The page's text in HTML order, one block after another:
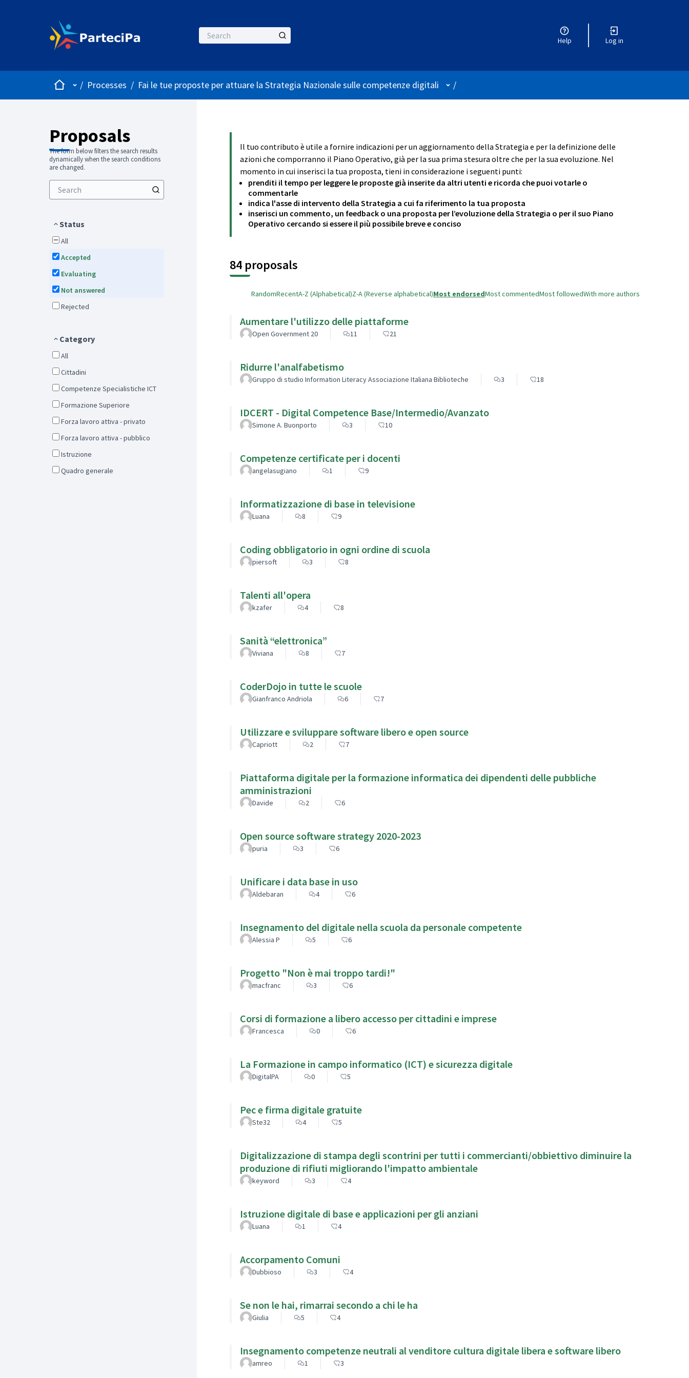
Help Log in
HomeMain menu
/ Processes / Fai le tue proposte per attuare la Strategia Nazionale sulle competenze digitali User menu
/
Proposals
The form below filters the search results
dynamically when the search conditions
are changed.
Status
All
Accepted
Evaluating
Not answered
Rejected
Category
All
Cittadini
Competenze Specialistiche ICT
Formazione Superiore
Forza lavoro attiva - privato
Forza lavoro attiva - pubblico
Istruzione
Quadro generale
Il tuo contributo è utile a fornire indicazioni per un aggiornamento della Strategia e per la definizione delle
azioni che comporranno il Piano Operativo, già per la sua prima stesura oltre che per la sua evoluzione. Nel
momento in cui inserisci la tua proposta, tieni in considerazione i seguenti punti:
prenditi il tempo per leggere le proposte già inserite da altri utenti e ricorda che puoi votarle o
commentarle
indica l'asse di intervento della Strategia a cui fa riferimento la tua proposta
inserisci un commento, un feedback o una proposta per l’evoluzione della Strategia o per il suo Piano
Operativo cercando si essere il più possibile breve e conciso
84 proposals
RandomRecentA-Z (Alphabetical)Z-A (Reverse alphabetical)Most endorsedMost commentedMost followedWith more authors
Aumentare l'utilizzo delle piattaforme
Open Government 20 11 21
Ridurre l'analfabetismo
Gruppo di studio Information Literacy Associazione Italiana Biblioteche 3 18
IDCERT - Digital Competence Base/Intermedio/Avanzato
Simone A. Buonporto 3 10
Competenze certificate per i docenti
angelasugiano 1 9
Informatizzazione di base in televisione
Luana 8 9
Coding obbligatorio in ogni ordine di scuola
piersoft 3 8
Talenti all'opera
kzafer 4 8
Sanità “elettronica”
Viviana 8 7
CoderDojo in tutte le scuole
Gianfranco Andriola 6 7
Utilizzare e sviluppare software libero e open source
Capriott 2 7
Piattaforma digitale per la formazione informatica dei dipendenti delle pubbliche
amministrazioni
Davide 2 6
Open source software strategy 2020-2023
puria 3 6
Unificare i data base in uso
Aldebaran 4 6
Insegnamento del digitale nella scuola da personale competente
Alessia P 5 6
Progetto "Non è mai troppo tardi!"
macfranc 3 6
Corsi di formazione a libero accesso per cittadini e imprese
Francesca 0 6
La Formazione in campo informatico (ICT) e sicurezza digitale
DigitalPA 0 5
Pec e firma digitale gratuite
Ste32 4 5
Digitalizzazione di stampa degli scontrini per tutti i commercianti/obbiettivo diminuire la
produzione di rifiuti migliorando l'impatto ambientale
keyword 3 4
Istruzione digitale di base e applicazioni per gli anziani
Luana 1 4
Accorpamento Comuni
Dubbioso 3 4
Se non le hai, rimarrai secondo a chi le ha
Giulia 5 4
Insegnamento competenze neutrali al venditore cultura digitale libera e software libero
amreo 1 3